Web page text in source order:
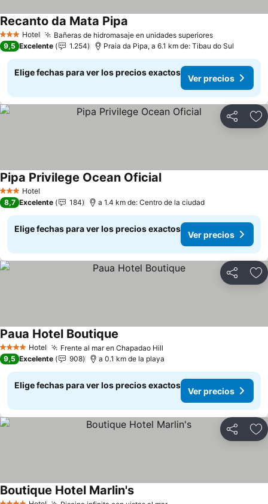
3 Estrellas
Hotel Bañeras de hidromasaje en unidades superiores
Recanto da Mata Pipa
9,5 Excelente 1.254 Praia da Pipa, a 6.1 km de: Tibau do Sul
Elige fechas para ver los precios exactos
Ver precios
Compartir
3 Estrellas
Hotel
Pipa Privilege Ocean Oficial
8,7 Excelente 184 a 1.4 km de: Centro de la ciudad
Elige fechas para ver los precios exactos
Ver precios
Compartir
4 EstrellasHotel Frente al mar en Chapadao Hill
Paua Hotel Boutique
9,5 Excelente 908 a 0.1 km de la playa
Elige fechas para ver los precios exactos
Ver precios
Compartir
Boutique Hotel Marlin's